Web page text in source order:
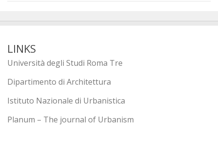
LINKS
Università degli Studi Roma Tre
Dipartimento di Architettura
Istituto Nazionale di Urbanistica
Planum – The journal of Urbanism